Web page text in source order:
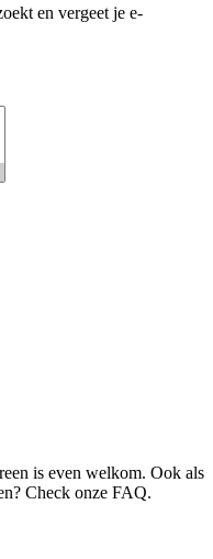
en vergeet je e-
is even welkom. Ook als
Check onze FAQ.